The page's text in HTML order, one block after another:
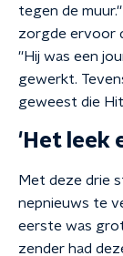
tegen de
zorgde ervoor
''Hij was een
gewerkt.
geweest die
'Het leek
Met deze drie
nepnieuws te
eerste was
zender had